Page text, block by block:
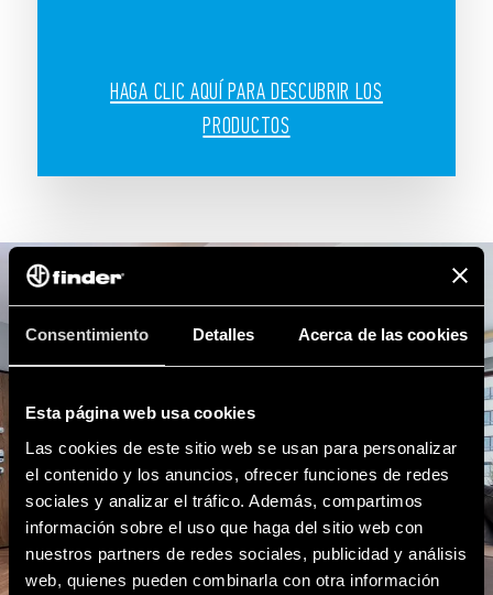
Consentimiento Detalles Acerca de las cookies
Esta página web usa cookies
Las cookies de este sitio web se usan para personalizar
el contenido y los anuncios, ofrecer funciones de redes
sociales y analizar el tráfico. Además, compartimos
información sobre el uso que haga del sitio web con
nuestros partners de redes sociales, publicidad y análisis
web, quienes pueden combinarla con otra información
HAGA CLIC AQUÍ PARA DESCUBRIR LOS
PRODUCTOS